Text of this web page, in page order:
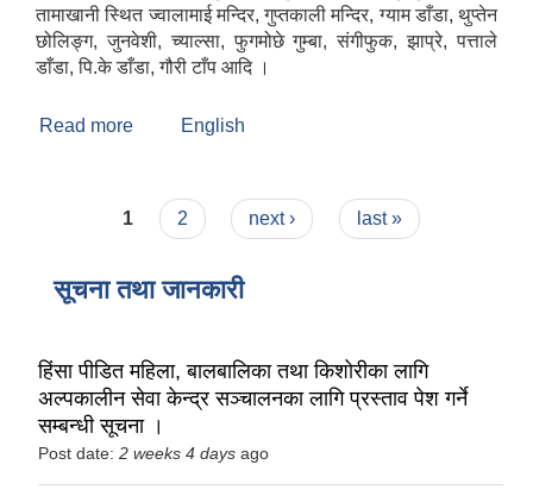
तामाखानी स्थित ज्वालामाई मन्दिर, गुप्तकाली मन्दिर, ग्याम डाँडा, थुप्तेन
छोलिङ्ग, जुनवेशी, च्याल्सा, फुगमोछे गुम्बा, संगीफुक, झाप्रे, पत्ताले
डाँडा, पि.के डाँडा, गौरी टाँप आदि ।
Read more about सोलुदुधकुण्ड नगरपालिकाको संक्षिप्त परिचय
English
Pages
1 2 next › last »
सूचना तथा जानकारी
हिंसा पीडित महिला, बालबालिका तथा किशोरीका लागि
अल्पकालीन सेवा केन्द्र सञ्चालनका लागि प्रस्ताव पेश गर्ने
सम्बन्धी सूचना ।
Post date: 2 weeks 4 days ago